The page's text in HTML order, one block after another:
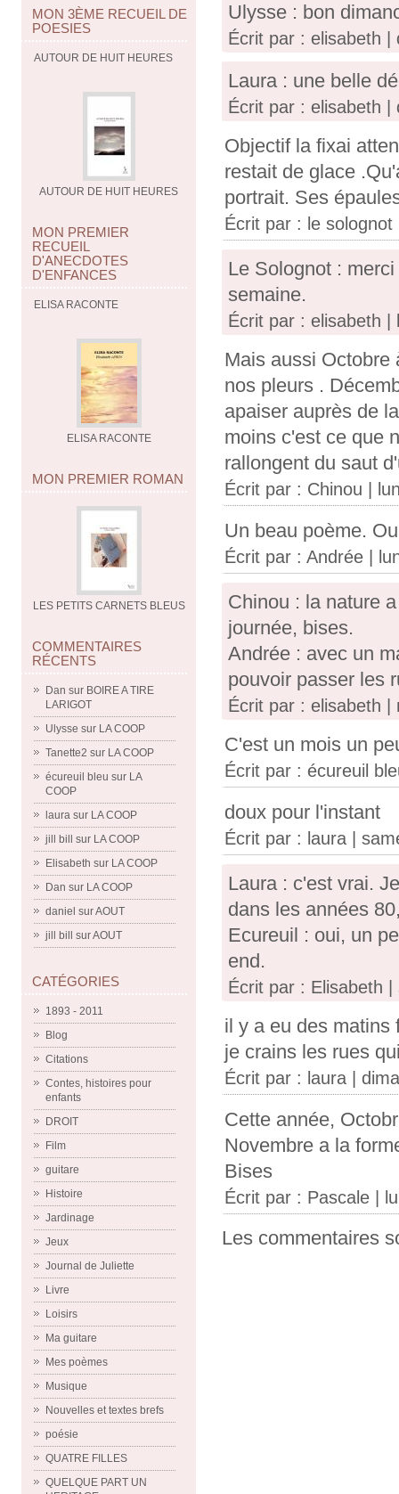
MON 3ÈME RECUEIL DE
POESIES
AUTOUR DE HUIT HEURES
AUTOUR DE HUIT HEURES
MON PREMIER
RECUEIL
D'ANECDOTES
D'ENFANCES
ELISA RACONTE
ELISA RACONTE
MON PREMIER ROMAN
LES PETITS CARNETS BLEUS
COMMENTAIRES
RÉCENTS
Dan sur BOIRE A TIRE
LARIGOT
Ulysse sur LA COOP
Tanette2 sur LA COOP
écureuil bleu sur LA
COOP
laura sur LA COOP
jill bill
sur LA COOP
Elisabeth sur LA COOP
Dan sur LA COOP
daniel surAOUT
jill bill
surAOUT
CATÉGORIES
1893 - 2011
Blog
Citations
Contes, histoires pour
enfants
DROIT
Film
guitare
Histoire
Jardinage
Jeux
Journal de Juliette
Livre
Loisirs
Ma guitare
Mes poèmes
Musique
Nouvelles et textes brefs
poésie
QUATRE FILLES
QUELQUE PART UN
Ulysse : bon
Écrit par : elisabeth |
Laura : une belle
Écrit par : elisabeth |
Objectif la fixai
restait de glace
portrait. Ses
Écrit par : le solognot
Le Solognot :
semaine.
Écrit par : elisabeth |
Mais aussi Octobre
nos pleurs .
apaiser auprès de
moins c'est ce que
rallongent du saut
Écrit par : Chinou |
Un beau poème.
Écrit par : Andrée |
Chinou : la nature
journée, bises.
Andrée : avec un
pouvoir passer les
Écrit par : elisabeth |
C'est un mois un
Écrit par : écureuil
doux pour l'instant
Écrit par : laura |
Laura : c'est vrai.
dans les années
Ecureuil : oui, un
end.
Écrit par : Elisabeth
il y a eu des matins
je crains les rues
Écrit par : laura |
Cette année,
Novembre a la
Bises
Écrit par : Pascale |
Les commentaires